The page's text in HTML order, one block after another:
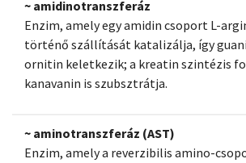
~ amidinotranszferáz
Enzim, amely egy amidin csoport L-
történő szállítását katalizálja, így
ornitin keletkezik; a kreatin szintézis
kanavanin is szubsztrátja.
~ aminotranszferáz (AST)
Enzim, amely a reverzibilis amino-